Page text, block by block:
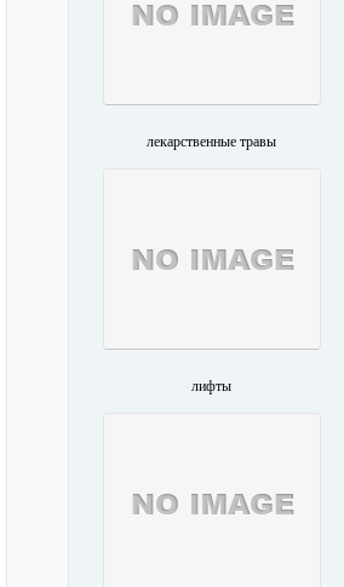
лекарственные травы
лифты